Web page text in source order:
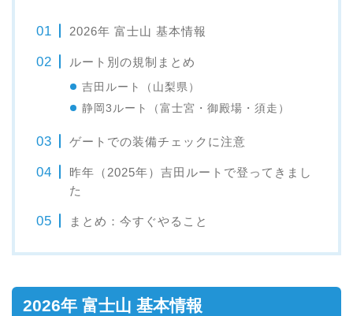
2026年 富士山 基本情報
ルート別の規制まとめ
吉田ルート（山梨県）
静岡3ルート（富士宮・御殿場・須走）
ゲートでの装備チェックに注意
昨年（2025年）吉田ルートで登ってきまし
た
まとめ：今すぐやること
2026年 富士山 基本情報